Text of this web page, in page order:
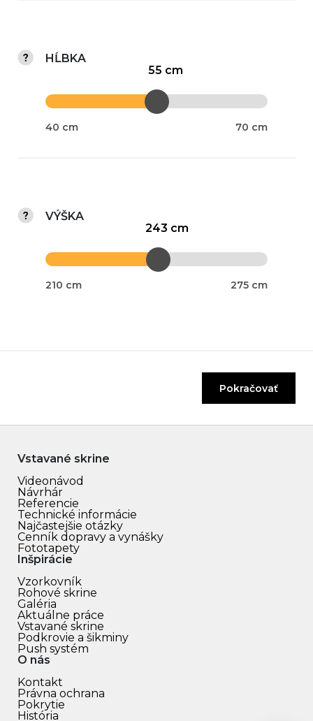
HĹBKA
55 cm
40 cm 70 cm
VÝŠKA
243 cm
210 cm 275 cm
Vstavané skrine
Videonávod
Návrhár
Referencie
Technické informácie
Najčastejšie otázky
Cenník dopravy a vynášky
Fototapety
Inšpirácie
Vzorkovník
Rohové skrine
Galéria
Aktuálne práce
Vstavané skrine
Podkrovie a šikminy
Push systém
O nás
Kontakt
Právna ochrana
Pokrytie
História